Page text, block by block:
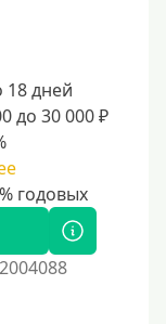
18 дней
до 30 000 ₽